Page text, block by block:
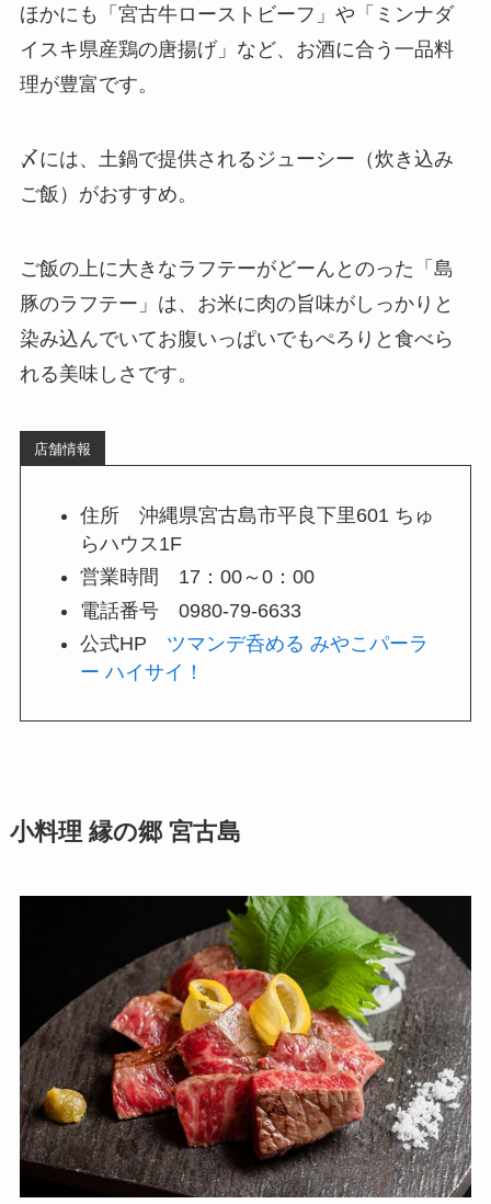
ほかにも「宮古牛ローストビーフ」や「ミンナダ
イスキ県産鶏の唐揚げ」など、お酒に合う一品料
理が豊富です。
〆には、土鍋で提供されるジューシー（炊き込み
ご飯）がおすすめ。
ご飯の上に大きなラフテーがどーんとのった「島
豚のラフテー」は、お米に肉の旨味がしっかりと
染み込んでいてお腹いっぱいでもぺろりと食べら
れる美味しさです。
店舗情報
住所 沖縄県宮古島市平良下里601 ちゅ
らハウス1F
営業時間 17：00～0：00
電話番号 0980-79-6633
公式HP ツマンデ呑める みやこパーラ
ー ハイサイ！
小料理 縁の郷 宮古島